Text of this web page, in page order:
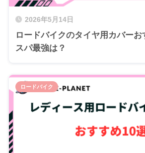
2026年5月14日
ロードバイクのタイヤ用カバーお
スパ最強は？
ロードバイク